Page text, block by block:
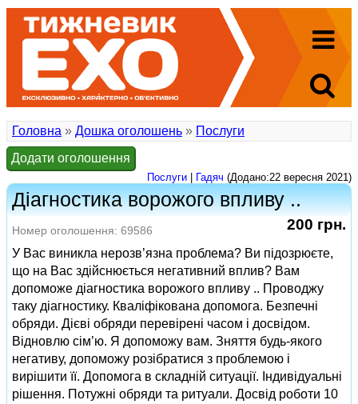
Головна » Дошка оголошень » Послуги
Додати оголошення
Послуги Гадяч (Додано:22 вересня 2021)
Діагностика ворожого впливу ..
200 грн.
Номер оголошення: 69586
У Вас виникла нерозв’язна проблема? Ви підозрюєте,
що на Вас здійснюється негативний вплив? Вам
допоможе діагностика ворожого впливу .. Проводжу
таку діагностику. Кваліфікована допомога. Безпечні
обряди. Дієві обряди перевірені часом і досвідом.
Відновлю сім’ю. Я допоможу вам. Зняття будь-якого
негативу, допоможу розібратися з проблемою і
вирішити її. Допомога в складній ситуації. Індивідуальні
рішення. Потужні обряди та ритуали. Досвід роботи 10